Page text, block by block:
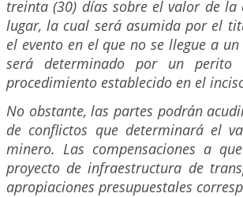
treinta (30) días sobre el valor de la
lugar, la cual será asumida por el
el evento en el que no se llegue a
será determinado por un perito
procedimiento establecido en el
No obstante, las partes podrán
de conflictos que determinará el
minero. Las compensaciones a
proyecto de infraestructura de
apropiaciones presupuestales